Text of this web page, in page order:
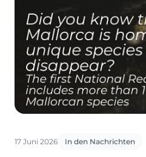
17 Juni 2026 In den Nachrichten